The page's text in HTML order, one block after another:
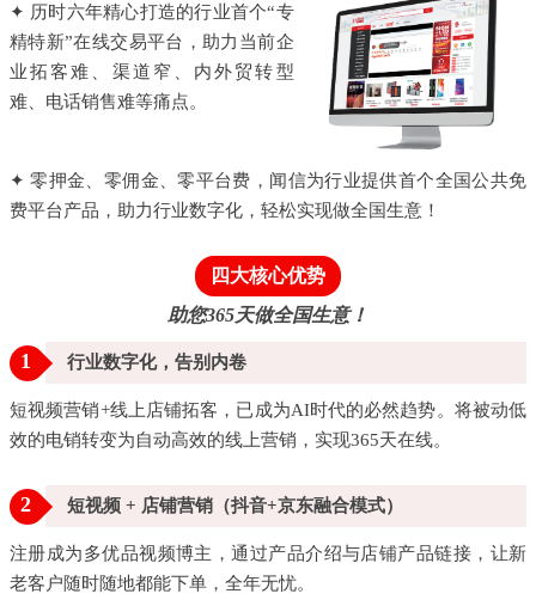
✦ 历时六年精心打造的行业首个“专
精特新”在线交易平台，助力当前企
业拓客难、渠道窄、内外贸转型
难、电话销售难等痛点。
✦ 零押金、零佣金、零平台费，闻信为行业提供首个全国公共免
费平台产品，助力行业数字化，轻松实现做全国生意！
四大核心优势
助您365天做全国生意！
1 行业数字化，告别内卷
短视频营销+线上店铺拓客，已成为AI时代的必然趋势。将被动低
效的电销转变为自动高效的线上营销，实现365天在线。
2 短视频 + 店铺营销（抖音+京东融合模式）
注册成为多优品视频博主，通过产品介绍与店铺产品链接，让新
老客户随时随地都能下单，全年无忧。